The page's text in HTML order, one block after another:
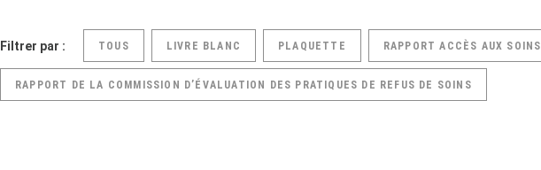
Filtrer par : TOUS LIVRE BLANC PLAQUETTE RAPPORT ACCÈS AUX SOINS
RAPPORT DE LA COMMISSION D’ÉVALUATION DES PRATIQUES DE REFUS DE SOINS